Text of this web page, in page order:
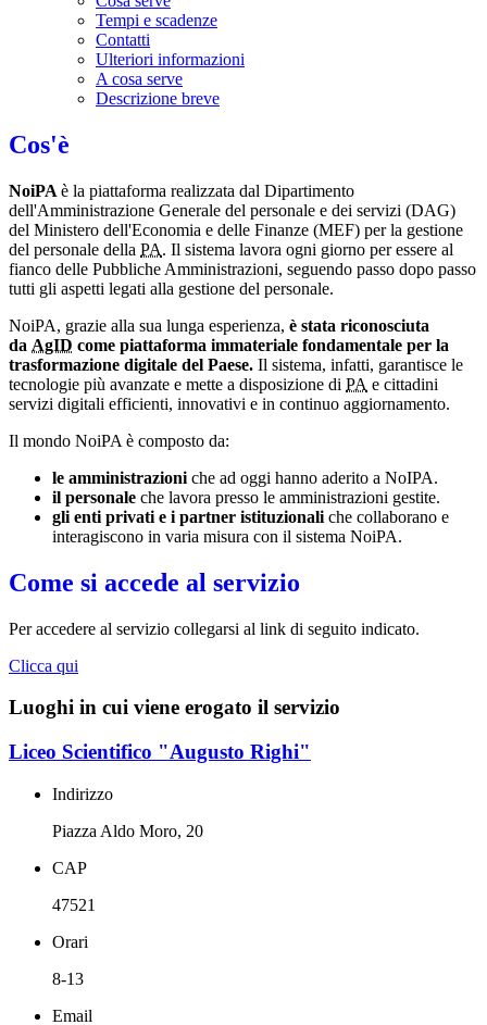
Tempi e scadenze
Contatti
Ulteriori informazioni
A cosa serve
Descrizione breve
Cos'è
NoiPA è la piattaforma realizzata dal Dipartimento
dell'Amministrazione Generale del personale e dei servizi (DAG)
del Ministero dell'Economia e delle Finanze (MEF) per la gestione
del personale della PA. Il sistema lavora ogni giorno per essere al
fianco delle Pubbliche Amministrazioni, seguendo passo dopo passo
tutti gli aspetti legati alla gestione del personale.
NoiPA, grazie alla sua lunga esperienza, è stata riconosciuta
da AgID come piattaforma immateriale fondamentale per la
trasformazione digitale del Paese. Il sistema, infatti, garantisce le
tecnologie più avanzate e mette a disposizione di PA e cittadini
servizi digitali efficienti, innovativi e in continuo aggiornamento.
Il mondo NoiPA è composto da:
le amministrazioni che ad oggi hanno aderito a NoIPA.
il personale che lavora presso le amministrazioni gestite.
gli enti privati e i partner istituzionali che collaborano e
interagiscono in varia misura con il sistema NoiPA.
Come si accede al servizio
Per accedere al servizio collegarsi al link di seguito indicato.
Clicca qui
Luoghi in cui viene erogato il servizio
Liceo Scientifico "Augusto Righi"
Indirizzo
Piazza Aldo Moro, 20
CAP
47521
Orari
8-13
Email